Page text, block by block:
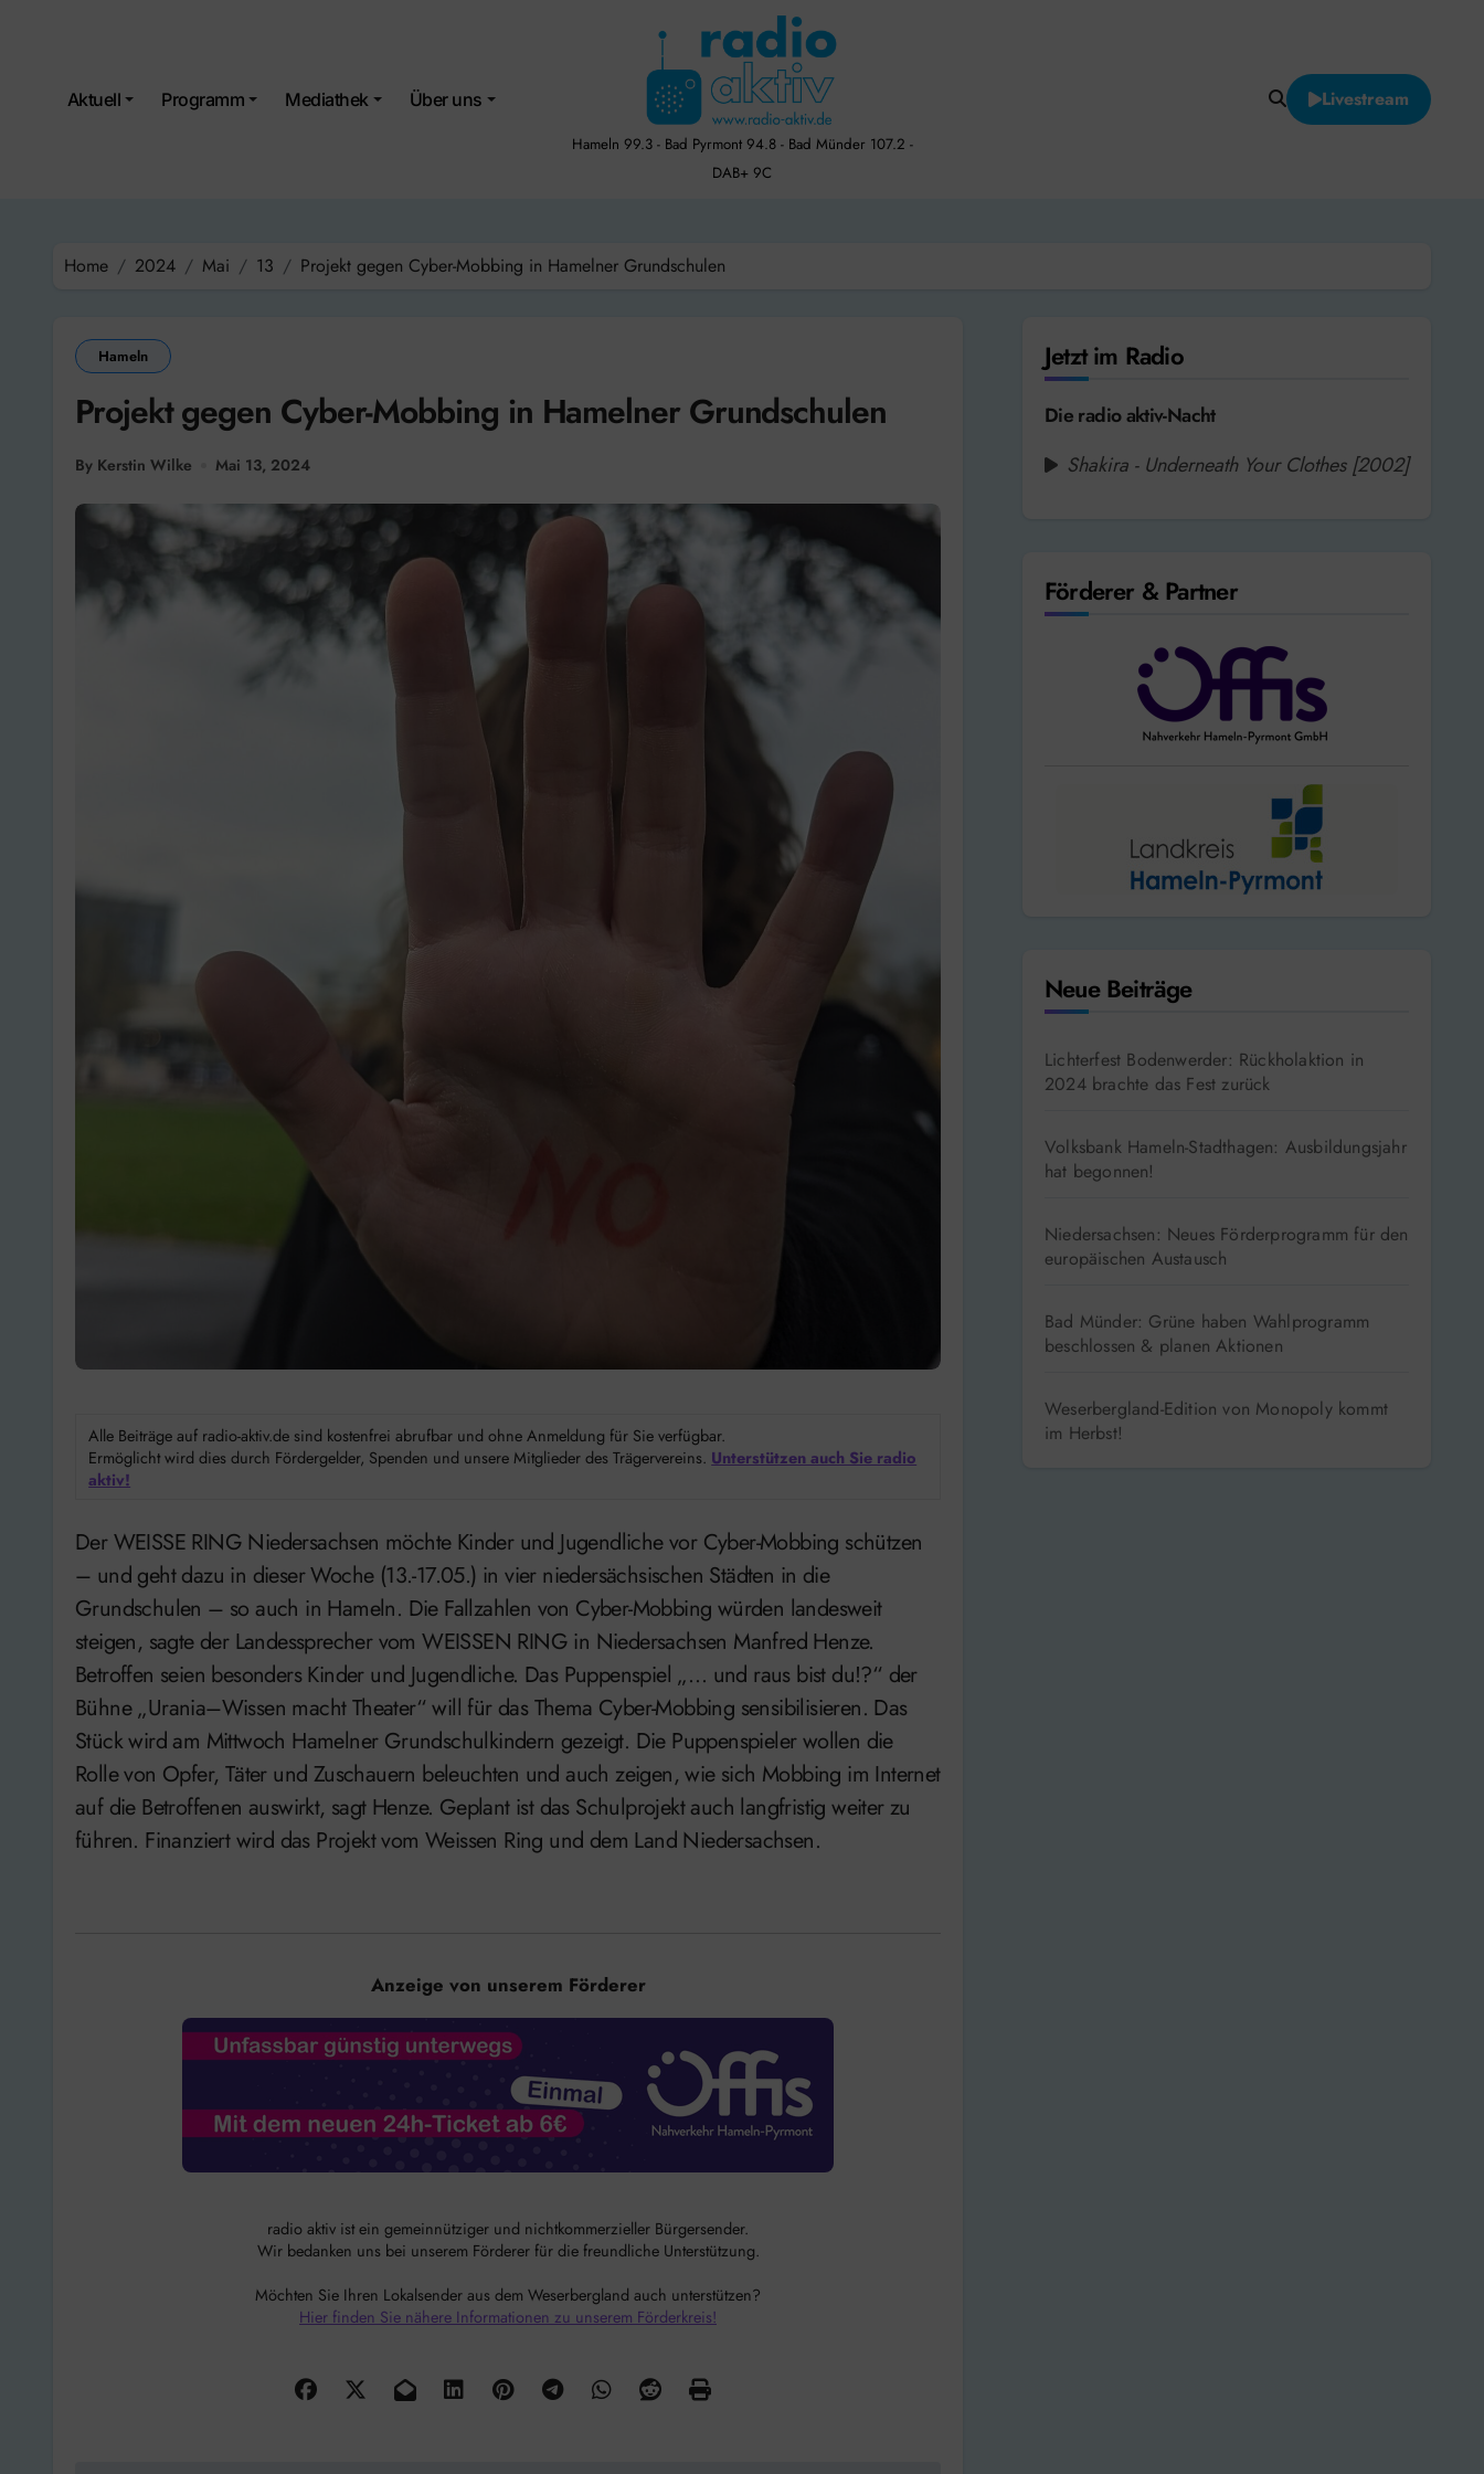
Aktuell Programm Mediathek Über uns
Hameln 99.3 - Bad Pyrmont 94.8 - Bad Münder 107.2 -
DAB+ 9C
Livestream
Home 2024 Mai 13 Projekt gegen Cyber-Mobbing in Hamelner Grundschulen
Hameln
Projekt gegen Cyber-Mobbing in Hamelner Grundschulen
By Kerstin Wilke Mai 13, 2024
Alle Beiträge auf radio-aktiv.de sind kostenfrei abrufbar und ohne Anmeldung für Sie verfügbar.
Ermöglicht wird dies durch Fördergelder, Spenden und unsere Mitglieder des Trägervereins. Unterstützen auch Sie radio
aktiv!
Der WEISSE RING Niedersachsen möchte Kinder und Jugendliche vor Cyber-Mobbing schützen
– und geht dazu in dieser Woche (13.-17.05.) in vier niedersächsischen Städten in die
Grundschulen – so auch in Hameln. Die Fallzahlen von Cyber-Mobbing würden landesweit
steigen, sagte der Landessprecher vom WEISSEN RING in Niedersachsen Manfred Henze.
Betroffen seien besonders Kinder und Jugendliche. Das Puppenspiel „… und raus bist du!?“ der
Bühne „Urania–Wissen macht Theater“ will für das Thema Cyber-Mobbing sensibilisieren. Das
Stück wird am Mittwoch Hamelner Grundschulkindern gezeigt. Die Puppenspieler wollen die
Rolle von Opfer, Täter und Zuschauern beleuchten und auch zeigen, wie sich Mobbing im Internet
auf die Betroffenen auswirkt, sagt Henze. Geplant ist das Schulprojekt auch langfristig weiter zu
führen. Finanziert wird das Projekt vom Weissen Ring und dem Land Niedersachsen.
Anzeige von unserem Förderer
radio aktiv ist ein gemeinnütziger und nichtkommerzieller Bürgersender.
Wir bedanken uns bei unserem Förderer für die freundliche Unterstützung.
Möchten Sie Ihren Lokalsender aus dem Weserbergland auch unterstützen?
Hier finden Sie nähere Informationen zu unserem Förderkreis!
Jetzt im Radio
Die radio aktiv-Nacht
Shakira - Underneath Your Clothes [2002]
Förderer & Partner
Neue Beiträge
Lichterfest Bodenwerder: Rückholaktion in
2024 brachte das Fest zurück
Volksbank Hameln-Stadthagen: Ausbildungsjahr
hat begonnen!
Niedersachsen: Neues Förderprogramm für den
europäischen Austausch
Bad Münder: Grüne haben Wahlprogramm
beschlossen & planen Aktionen
Weserbergland-Edition von Monopoly kommt
im Herbst!